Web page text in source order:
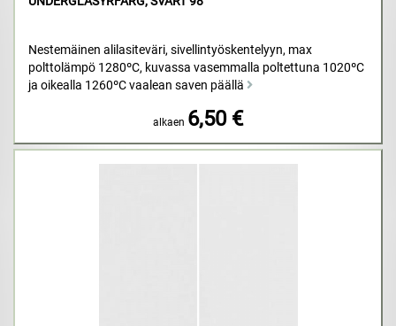
Nestemäinen alilasiteväri, sivellintyöskentelyyn, max
polttolämpö 1280ºC, kuvassa vasemmalla poltettuna 1020ºC
ja oikealla 1260ºC vaalean saven päällä
alkaen 6,50 €